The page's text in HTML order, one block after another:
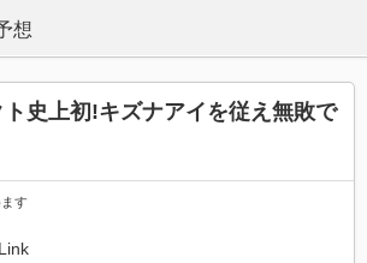
史上初!キズナアイを従え無敗で
す